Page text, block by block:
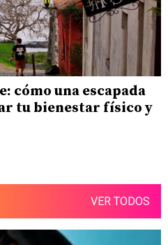
cómo una escapada
tu bienestar físico y
VER TODOS